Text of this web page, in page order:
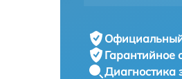
Гарантийное
Диагностика